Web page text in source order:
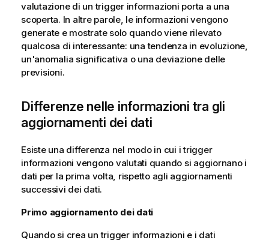
valutazione di un trigger informazioni porta a una
scoperta. In altre parole, le informazioni vengono
generate e mostrate solo quando viene rilevato
qualcosa di interessante: una tendenza in evoluzione,
un'anomalia significativa o una deviazione delle
previsioni.
Differenze nelle informazioni tra gli
aggiornamenti dei dati
Esiste una differenza nel modo in cui i trigger
informazioni vengono valutati quando si aggiornano i
dati per la prima volta, rispetto agli aggiornamenti
successivi dei dati.
Primo aggiornamento dei dati
Quando si crea un trigger informazioni e i dati